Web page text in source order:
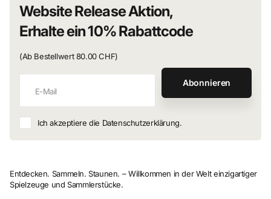
Website Release Aktion,
Erhalte ein 10% Rabattcode
(Ab Bestellwert 80.00 CHF)
Abonnieren
Ich akzeptiere die Datenschutzerklärung.
Entdecken. Sammeln. Staunen. – Willkommen in der Welt einzigartiger
Spielzeuge und Sammlerstücke.